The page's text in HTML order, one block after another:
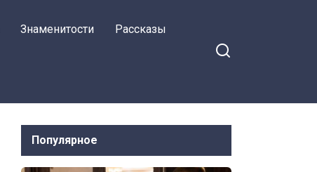
Знаменитости Рассказы
Популярное